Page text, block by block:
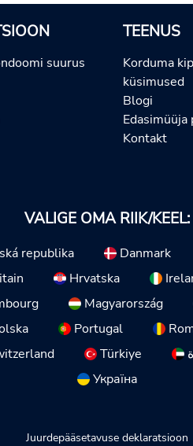
suurus
TEENUS
Korduma
küsimused
Blogi
Edasimüüja
Kontakt
VALIGE OMA RIIK/KEEL:
republika Danmark
Hrvatska
Magyarország
Portugal
Türkiye
Україна
Juurdepääsetavuse deklaratsioon